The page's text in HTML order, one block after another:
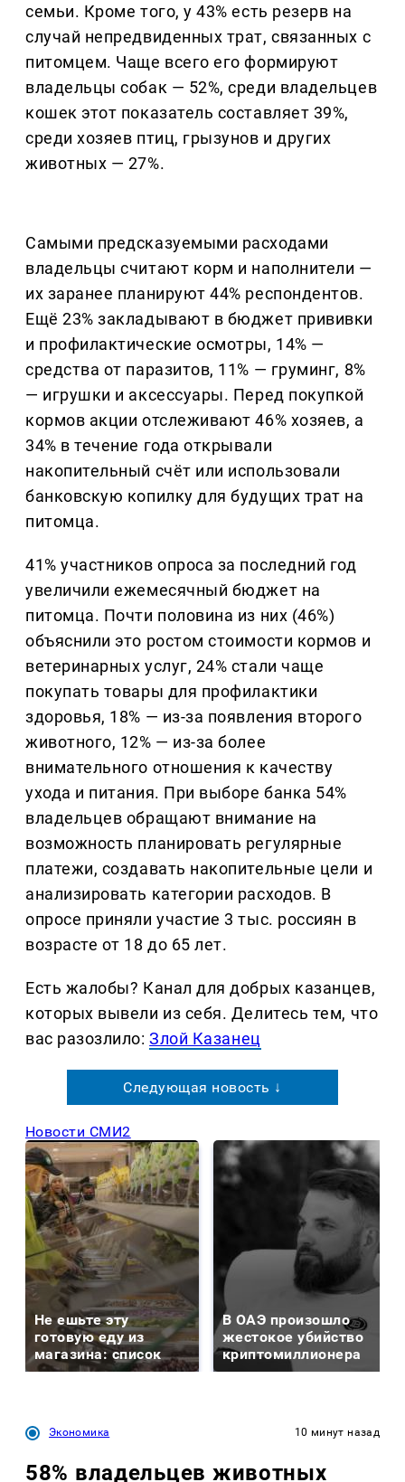
семьи. Кроме того, у 43% есть резерв на
случай непредвиденных трат, связанных с
питомцем. Чаще всего его формируют
владельцы собак — 52%, среди владельцев
кошек этот показатель составляет 39%,
среди хозяев птиц, грызунов и других
животных — 27%.
Самыми предсказуемыми расходами
владельцы считают корм и наполнители —
их заранее планируют 44% респондентов.
Ещё 23% закладывают в бюджет прививки
и профилактические осмотры, 14% —
средства от паразитов, 11% — груминг, 8%
— игрушки и аксессуары. Перед покупкой
кормов акции отслеживают 46% хозяев, а
34% в течение года открывали
накопительный счёт или использовали
банковскую копилку для будущих трат на
питомца.
41% участников опроса за последний год
увеличили ежемесячный бюджет на
питомца. Почти половина из них (46%)
объяснили это ростом стоимости кормов и
ветеринарных услуг, 24% стали чаще
покупать товары для профилактики
здоровья, 18% — из-за появления второго
животного, 12% — из-за более
внимательного отношения к качеству
ухода и питания. При выборе банка 54%
владельцев обращают внимание на
возможность планировать регулярные
платежи, создавать накопительные цели и
анализировать категории расходов. В
опросе приняли участие 3 тыс. россиян в
возрасте от 18 до 65 лет.
Есть жалобы? Канал для добрых казанцев,
которых вывели из себя. Делитеcь тем, что
вас разозлило:Злой Казанец
Следующая новость ↓
Новости СМИ2
Не ешьте эту
готовую еду из
магазина: список
В ОАЭ произошло
жестокое убийство
криптомиллионера
Экономика 10 минут назад
58% владельцев животных